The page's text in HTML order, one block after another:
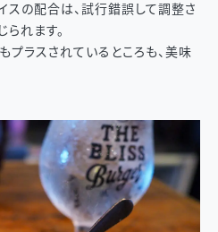
スの配合は、試行錯誤して調整さ
れます。
プラスされているところも、美味